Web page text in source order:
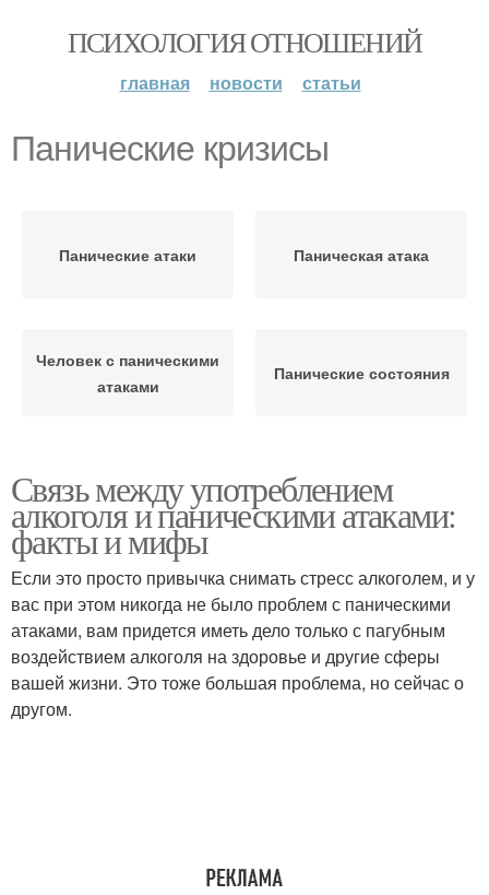
ПСИХОЛОГИЯ ОТНОШЕНИЙ
главная новости статьи
Панические кризисы
Панические атаки Паническая атака
Человек с паническими
атаками
Панические состояния
Связь между употреблением
алкоголя и паническими атаками:
факты и мифы
Если это просто привычка снимать стресс алкоголем, и у
вас при этом никогда не было проблем с паническими
атаками, вам придется иметь дело только с пагубным
воздействием алкоголя на здоровье и другие сферы
вашей жизни. Это тоже большая проблема, но сейчас о
другом.